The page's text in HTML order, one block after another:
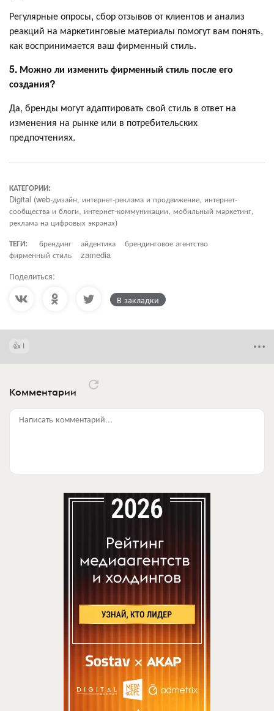
Регулярные опросы, сбор отзывов от клиентов и анализ
реакций на маркетинговые материалы помогут вам понять,
как воспринимается ваш фирменный стиль.
5. Можно ли изменить фирменный стиль после его
создания?
Да, бренды могут адаптировать свой стиль в ответ на
изменения на рынке или в потребительских
предпочтениях.
КАТЕГОРИИ:
Digital (web-дизайн, интернет-реклама и продвижение, интернет-
сообщества и блоги, интернет-коммуникации, мобильный маркетинг,
реклама на цифровых экранах)
ТЕГИ:
брендинг айдентика
брендинговое агентство
фирменный стиль
zamedia
Поделиться:
В закладки
1
Комментарии
Написать комментарий...